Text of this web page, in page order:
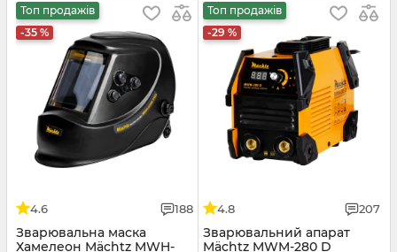
Топ продажів
-35 %
4.6 188
Зварювальна маска
Хамелеон Mächtz MWH-
Топ продажів
-29 %
4.8 207
Зварювальний апарат
Mächtz MWM-280 D